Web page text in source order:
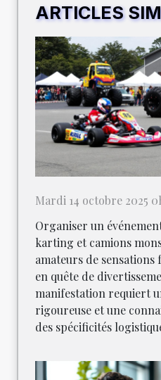
ARTICLES
Mardi 14 octobre 2025
Organiser un
karting et camions
amateurs de
en quête de
manifestation requiert
rigoureuse et une
des spécificités